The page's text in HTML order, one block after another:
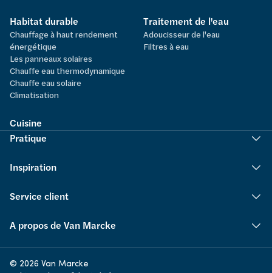
Habitat durable
Chauffage à haut rendement
énergétique
Les panneaux solaires
Chauffe eau thermodynamique
Chauffe eau solaire
Climatisation
Traitement de l'eau
Adoucisseur de l'eau
Filtres à eau
Cuisine
Pratique
Inspiration
Service client
A propos de Van Marcke
© 2026 Van Marcke